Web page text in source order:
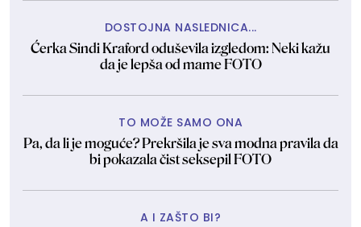
DOSTOJNA NASLEDNICA...
Ćerka Sindi Kraford oduševila izgledom: Neki kažu
da je lepša od mame FOTO
TO MOŽE SAMO ONA
Pa, da li je moguće? Prekršila je sva modna pravila da
bi pokazala čist seksepil FOTO
A I ZAŠTO BI?